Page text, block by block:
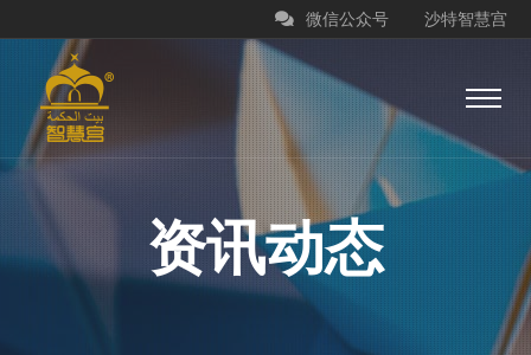
沙特智慧宫
微信公众号
资讯动态